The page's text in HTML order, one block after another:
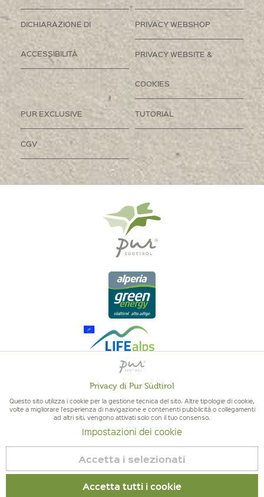
DICHIARAZIONE DI
ACCESSIBILITÀ
PRIVACY WEBSHOP
PRIVACY WEBSITE &
COOKIES
PUR EXCLUSIVE TUTORIAL
CGV
QUALITÀ DELL'ALTO ADIGE - ORIGINE ALTOATESINA E QUALITÁ
CONTROLLATA
Tracciamento
Non
Privacy di Pur Südtirol
Questo sito utilizza i cookie per la gestione tecnica del sito. Altre tipologie di cookie,
volte a migliorare l'esperienza di navigazione e contenenti pubblicità o collegamenti
ad altri siti, vengono attivati solo con il tuo consenso.
Impostazioni dei cookie
Accetta i selezionati
Accetta tutti i cookie